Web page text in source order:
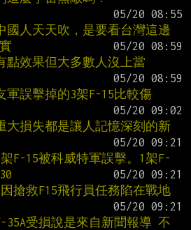
國人天天吹，是要看台灣這邊
點效果但大多數人沒上當
軍誤擊掉的3架F-15比較傷
大損失都是讓人記憶深刻的新
F-15被科威特軍誤擊。1架F-
搶救F15飛行員任務陷在戰地
35A受損說是來自新聞報導 不